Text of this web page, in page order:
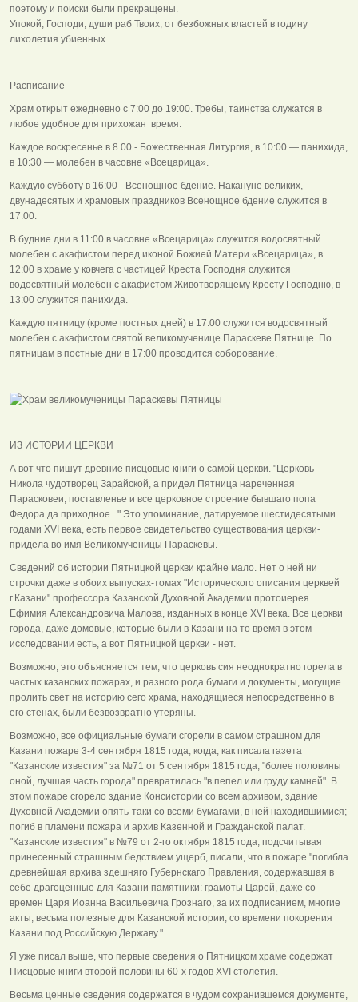
поэтому и поиски были прекращены.
Упокой, Господи, души раб Твоих, от безбожных властей в годину
лихолетия убиенных.
Расписание
Храм открыт ежедневно с 7:00 до 19:00. Требы, таинства служатся в
любое удобное для прихожан время.
Каждое воскресенье в 8.00 - Божественная Литургия, в 10:00 — панихида,
в 10:30 — молебен в часовне «Всецарица».
Каждую субботу в 16:00 - Всенощное бдение. Накануне великих,
двунадесятых и храмовых праздников Всенощное бдение служится в
17:00.
В будние дни в 11:00 в часовне «Всецарица» служится водосвятный
молебен с акафистом перед иконой Божией Матери «Всецарица», в
12:00 в храме у ковчега с частицей Креста Господня служится
водосвятный молебен с акафистом Животворящему Кресту Господню, в
13:00 служится панихида.
Каждую пятницу (кроме постных дней) в 17:00 служится водосвятный
молебен с акафистом святой великомученице Параскеве Пятнице. По
пятницам в постные дни в 17:00 проводится соборование.
ИЗ ИСТОРИИ ЦЕРКВИ
А вот что пишут древние писцовые книги о самой церкви. "Церковь
Никола чудотворец Зарайской, а придел Пятница нареченная
Парасковеи, поставленье и все церковное строение бывшаго попа
Федора да приходное..." Это упоминание, датируемое шестидесятыми
годами XVI века, есть первое свидетельство существования церкви-
придела во имя Великомученицы Параскевы.
Сведений об истории Пятницкой церкви крайне мало. Нет о ней ни
строчки даже в обоих выпусках-томах "Исторического описания церквей
г.Казани" профессора Казанской Духовной Академии протоиерея
Ефимия Александровича Малова, изданных в конце XVI века. Все церкви
города, даже домовые, которые были в Казани на то время в этом
исследовании есть, а вот Пятницкой церкви - нет.
Возможно, это объясняется тем, что церковь сия неоднократно горела в
частых казанских пожарах, и разного рода бумаги и документы, могущие
пролить свет на историю сего храма, находящиеся непосредственно в
его стенах, были безвозвратно утеряны.
Возможно, все официальные бумаги сгорели в самом страшном для
Казани пожаре 3-4 сентября 1815 года, когда, как писала газета
"Казанские известия" за №71 от 5 сентября 1815 года, "более половины
оной, лучшая часть города" превратилась "в пепел или груду камней". В
этом пожаре сгорело здание Консистории со всем архивом, здание
Духовной Академии опять-таки со всеми бумагами, в ней находившимися;
погиб в пламени пожара и архив Казенной и Гражданской палат.
"Казанские известия" в №79 от 2-го октября 1815 года, подсчитывая
принесенный страшным бедствием ущерб, писали, что в пожаре "погибла
древнейшая архива здешняго Губернскаго Правления, содержавшая в
себе драгоценные для Казани памятники: грамоты Царей, даже со
времен Царя Иоанна Васильевича Грознаго, за их подписанием, многие
акты, весьма полезные для Казанской истории, со времени покорения
Казани под Российскую Державу."
Я уже писал выше, что первые сведения о Пятницком храме содержат
Писцовые книги второй половины 60-х годов XVI столетия.
Весьма ценные сведения содержатся в чудом сохранившемся документе,